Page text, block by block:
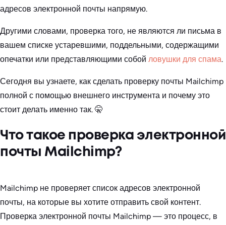
адресов электронной почты напрямую.
Другими словами, проверка того, не являются ли письма в
вашем списке устаревшими, поддельными, содержащими
опечатки или представляющими собой ловушки для спама.
Сегодня вы узнаете, как сделать проверку почты Mailchimp
полной с помощью внешнего инструмента и почему это
стоит делать именно так. 🤫
Что такое проверка электронной
почты Mailchimp?
Mailchimp не проверяет список адресов электронной
почты, на которые вы хотите отправить свой контент.
Проверка электронной почты Mailchimp — это процесс, в